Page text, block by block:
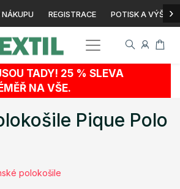
NÁKUPU REGISTRACE POTISK A ›
TADY! 25 % SLEVA
NA VŠE.
Pique Polo
polokošile